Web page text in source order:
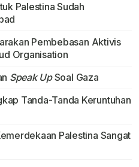
Palestina Sudah
Pembebasan Aktivis
Organisation
Speak UpSoal Gaza
Tanda-Tanda Keruntuhan
Palestina Sangat